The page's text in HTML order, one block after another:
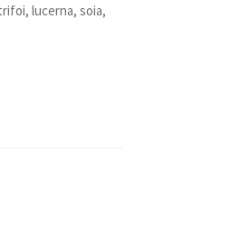
lucerna, soia,